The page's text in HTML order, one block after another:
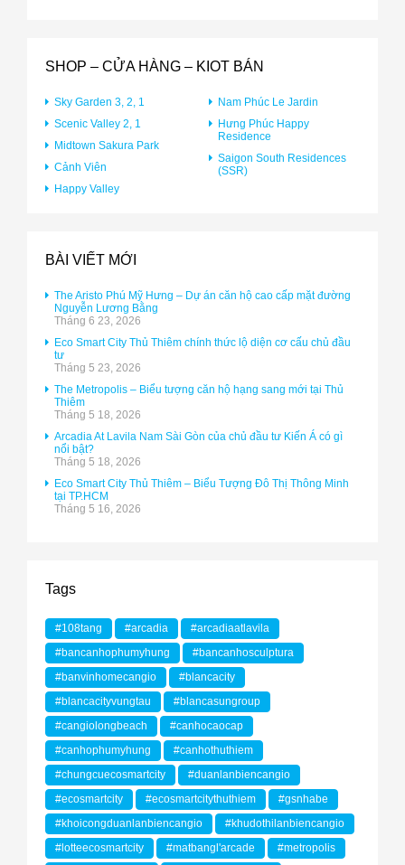
SHOP – CỬA HÀNG – KIOT BÁN
Sky Garden 3, 2, 1
Scenic Valley 2, 1
Midtown Sakura Park
Cảnh Viên
Happy Valley
Nam Phúc Le Jardin
Hưng Phúc Happy
Residence
Saigon South Residences
(SSR)
BÀI VIẾT MỚI
The Aristo Phú Mỹ Hưng – Dự án căn hộ cao cấp mặt đường
Nguyễn Lương Bằng
Tháng 6 23, 2026
Eco Smart City Thủ Thiêm chính thức lộ diện cơ cấu chủ đầu
tư
Tháng 5 23, 2026
The Metropolis – Biểu tượng căn hộ hạng sang mới tại Thủ
Thiêm
Tháng 5 18, 2026
Arcadia At Lavila Nam Sài Gòn của chủ đầu tư Kiến Á có gì
nổi bật?
Tháng 5 18, 2026
Eco Smart City Thủ Thiêm – Biểu Tượng Đô Thị Thông Minh
tại TP.HCM
Tháng 5 16, 2026
Tags
#108tang #arcadia
#arcadiaatlavila
#bancanhophumyhung
#bancanhosculptura
#banvinhomecangio
#blancacity
#blancacityvungtau
#blancasungroup
#cangiolongbeach
#canhocaocap
#canhophumyhung
#canhothuthiem
#chungcuecosmartcity
#duanlanbiencangio
#ecosmartcity
#ecosmartcitythuthiem
#gsnhabe
#khoicongduanlanbiencangio
#khudothilanbiencangio
#lotteecosmartcity
#matbangl'arcade
#metropolis